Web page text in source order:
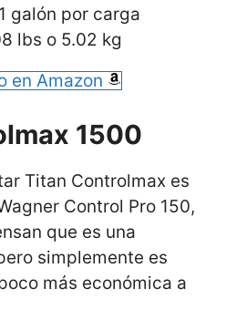
galón por carga
lbs o 5.02 kg
en Amazon
1500
Titan Controlmax es
Control Pro 150,
que es una
simplemente es
más económica a